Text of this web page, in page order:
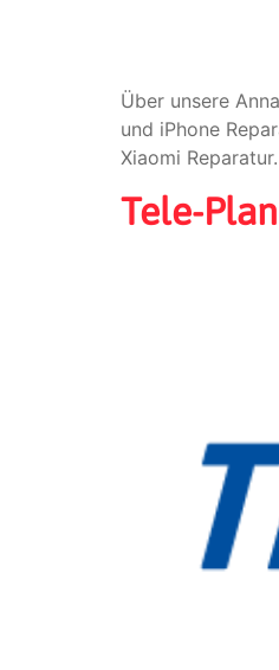
Über unsere
und iPhone
Xiaomi Reparatur.
Tele-